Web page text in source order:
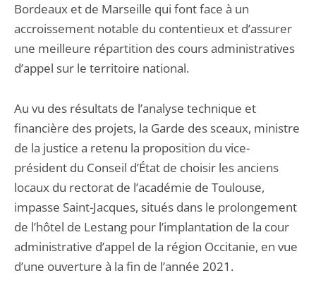
Bordeaux et de Marseille qui font face à un
accroissement notable du contentieux et d’assurer
une meilleure répartition des cours administratives
d’appel sur le territoire national.
Au vu des résultats de l’analyse technique et
financière des projets, la Garde des sceaux, ministre
de la justice a retenu la proposition du vice-
président du Conseil d’État de choisir les anciens
locaux du rectorat de l’académie de Toulouse,
impasse Saint-Jacques, situés dans le prolongement
de l’hôtel de Lestang pour l’implantation de la cour
administrative d’appel de la région Occitanie, en vue
d’une ouverture à la fin de l’année 2021.